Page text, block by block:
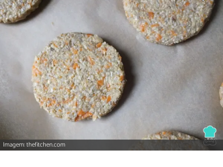
Imagem: thefitchen.com